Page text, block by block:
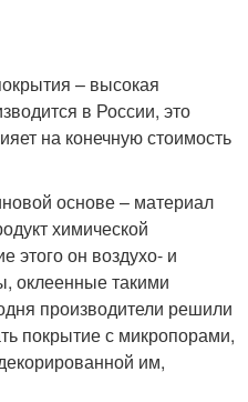
– высокая
в России, это
на конечную стоимость
основе – материал
химической
этого он воздухо- и
оклеенные такими
производители решили
покрытие с микропорами,
им,